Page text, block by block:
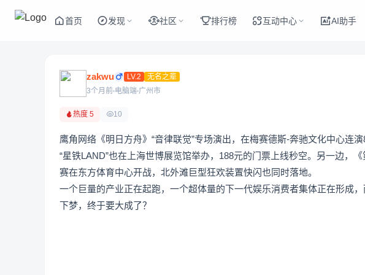
首页 发现 社区 排行榜 互动中心 AI助手
zakwu LV.2
无名之辈
3个月前 电脑端 广州市
热度 5 10
鹰角网络《明日方舟》“音律联觉”专场演出，在梅赛德斯-奔驰文化中心连
“星铁LAND”也在上海世博展览馆举办，188元的门票上线秒空。另一边，
赛在东方体育中心开战，北外滩巨型狂欢装置快闪也同时落地。
一个巨量的产业正在起跑，一个超体量的下一代娱乐消费者集体正在形成
下梦，终于要大成了？